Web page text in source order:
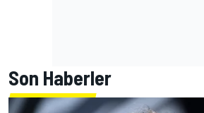
Son Haberler